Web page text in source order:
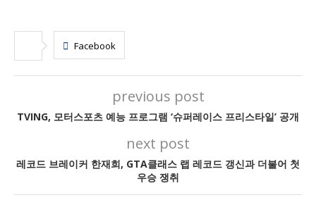
Facebook
previous post
TVING, 모터스포츠 예능 프로그램 ‘슈퍼레이스 프리스타일’ 공개
next post
레코드 브레이커 한재희, GTA클래스 랩 레코드 갱신과 더불어 첫
우승 쟁취